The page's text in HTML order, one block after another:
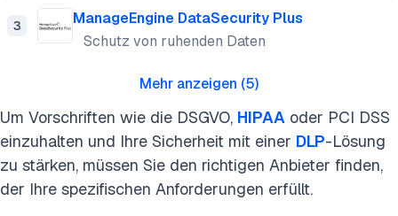
3
ManageEngine DataSecurity Plus
Schutz von ruhenden Daten
Mehr anzeigen (5)
Um Vorschriften wie die DSGVO, HIPAA oder PCI DSS
einzuhalten und Ihre Sicherheit mit einer DLP-Lösung
zu stärken, müssen Sie den richtigen Anbieter finden,
der Ihre spezifischen Anforderungen erfüllt.